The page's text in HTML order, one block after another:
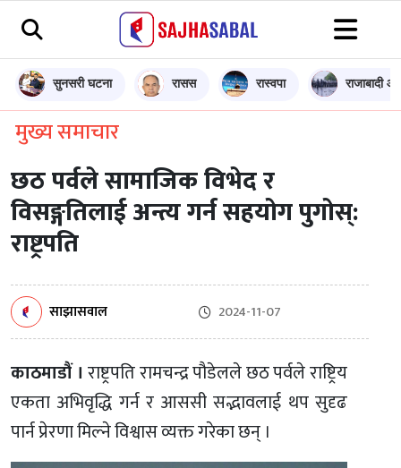
सुनसरी घटना रासस रास्वपा राजाबादी
मुख्य समाचार
छठ पर्वले सामाजिक विभेद र
विसङ्गतिलाई अन्त्य गर्न सहयोग पुगोस्:
राष्ट्रपति
साझासवाल 2024-11-07
काठमाडौं । राष्ट्रपति रामचन्द्र पौडेलले छठ पर्वले राष्ट्रिय
एकता अभिवृद्धि गर्न र आससी सद्भावलाई थप सुदृढ
पार्न प्रेरणा मिल्ने विश्वास व्यक्त गरेका छन् ।